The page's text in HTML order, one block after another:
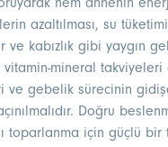
azaltılması, su
kabızlık gibi yaygın
mineral takviyeleri
ve gebelik sürecinin
Doğru
toparlanma için güçlü bir